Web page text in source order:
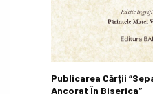
Publicarea Cărții
Ancorat În Biserica”